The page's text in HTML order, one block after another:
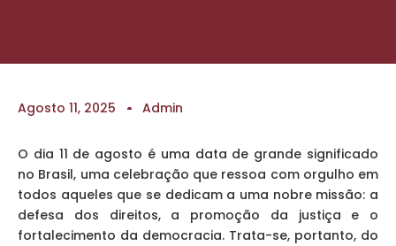
Agosto 11, 2025 Admin
O dia 11 de agosto é uma data de grande significado
no Brasil, uma celebração que ressoa com orgulho em
todos aqueles que se dedicam a uma nobre missão: a
defesa dos direitos, a promoção da justiça e o
fortalecimento da democracia. Trata-se, portanto, do